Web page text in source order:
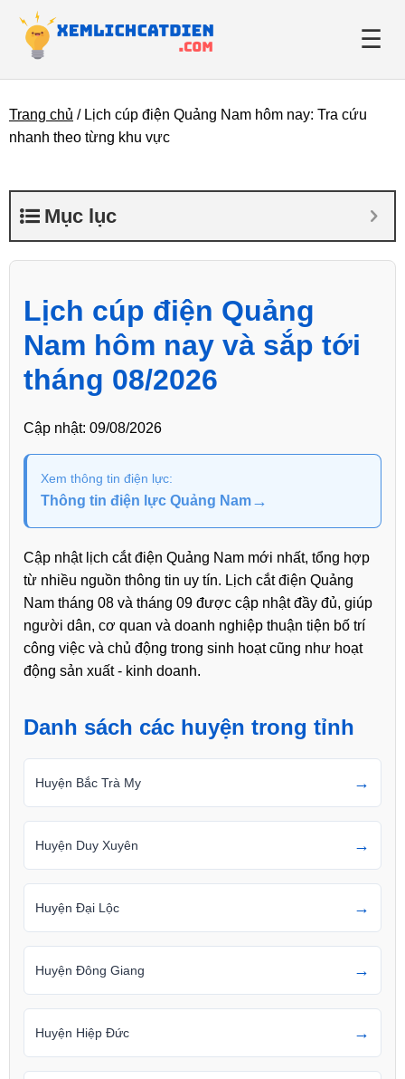
☰
Giới thiệu
Tin tức
Trang chủ / Lịch cúp điện Quảng Nam hôm nay: Tra cứu
nhanh theo từng khu vực
Mục lục
Lịch cúp điện Quảng
Nam hôm nay và sắp tới
tháng 08/2026
Cập nhật: 09/08/2026
Xem thông tin điện lực:
Thông tin điện lực Quảng Nam→
Cập nhật lịch cắt điện Quảng Nam mới nhất, tổng hợp
từ nhiều nguồn thông tin uy tín. Lịch cắt điện Quảng
Nam tháng 08 và tháng 09 được cập nhật đầy đủ, giúp
người dân, cơ quan và doanh nghiệp thuận tiện bố trí
công việc và chủ động trong sinh hoạt cũng như hoạt
động sản xuất - kinh doanh.
Danh sách các huyện trong tỉnh
Huyện Bắc Trà My →
Huyện Duy Xuyên →
Huyện Đại Lộc →
Huyện Đông Giang →
Huyện Hiệp Đức →